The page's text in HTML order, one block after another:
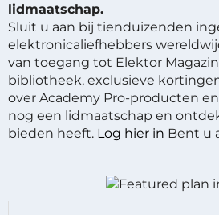
lidmaatschap.
Sluit u aan bij tienduizenden
elektronicaliefhebbers
van toegang tot Elektor
bibliotheek, exclusieve
over Academy Pro-producten
nog een lidmaatschap en
bieden heeft. Log hier in Bent u